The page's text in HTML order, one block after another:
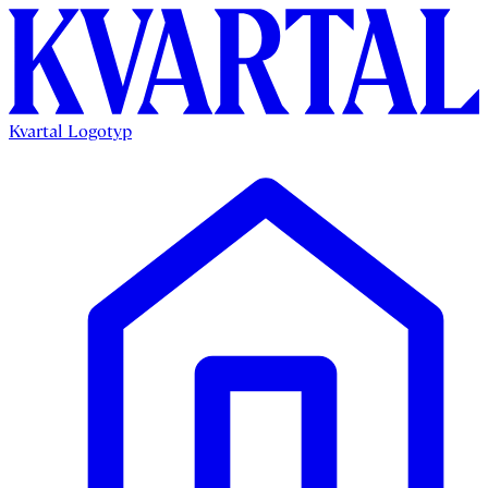
Kvartal Logotyp